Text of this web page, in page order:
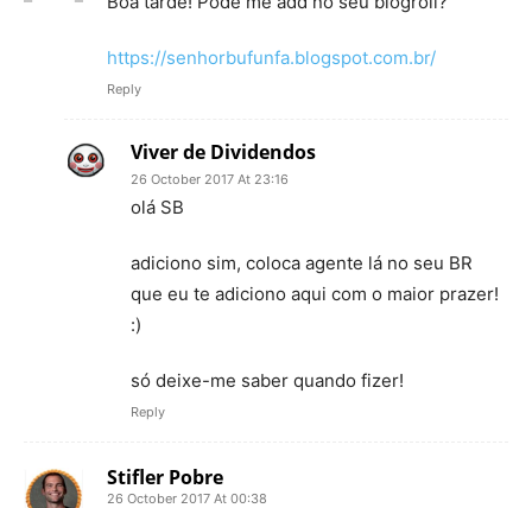
https://senhorbufunfa.blogspot.com.br/
Reply
Viver de Dividendos
26 October 2017 At 23:16
olá SB
adiciono sim, coloca agente lá no seu BR
que eu te adiciono aqui com o maior prazer!
:)
só deixe-me saber quando fizer!
Reply
Stifler Pobre
26 October 2017 At 00:38